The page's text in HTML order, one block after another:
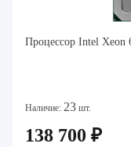
Процессор Intel Xeon
Наличие: 23 шт.
138 700 ₽